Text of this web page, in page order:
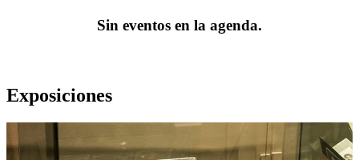
Sin eventos en la agenda.
Exposiciones